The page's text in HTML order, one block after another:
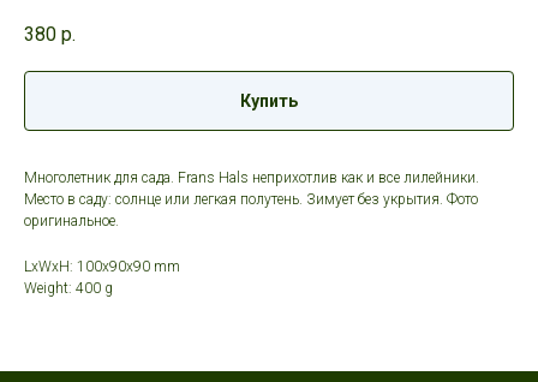
380 р.
Купить
Многолетник для сада. Frans Hals неприхотлив как и все лилейники.
Место в саду: солнце или легкая полутень. Зимует без укрытия. Фото
оригинальное.
LxWxH: 100x90x90 mm
Weight: 400 g